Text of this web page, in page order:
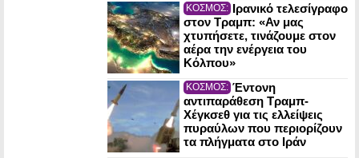
ΚΟΣΜΟΣ: Ιρανικό τελεσίγραφο
στον Τραμπ: «Αν μας
χτυπήσετε, τινάζουμε στον
αέρα την ενέργεια του
Κόλπου»
ΚΟΣΜΟΣ: Έντονη
αντιπαράθεση Τραμπ-
Χέγκσεθ για τις ελλείψεις
πυραύλων που περιορίζουν
τα πλήγματα στο Ιράν